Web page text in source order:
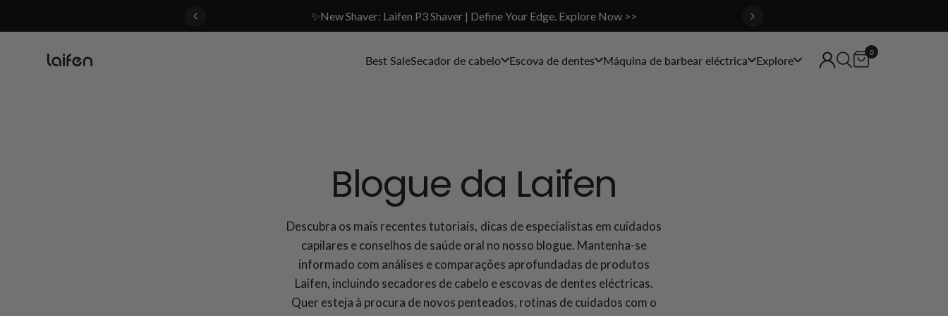
✨New Shaver: Laifen P3 Shaver | Define Your Edge. Explore Now >>
Best SaleSecador de cabelo Escova de dentes Máquina de barbear eléctrica Explore
0
Blogue da Laifen
Descubra os mais recentes tutoriais, dicas de especialistas em cuidados
capilares e conselhos de saúde oral no nosso blogue. Mantenha-se
informado com análises e comparações aprofundadas de produtos
Laifen, incluindo secadores de cabelo e escovas de dentes eléctricas.
Quer esteja à procura de novos penteados, rotinas de cuidados com o